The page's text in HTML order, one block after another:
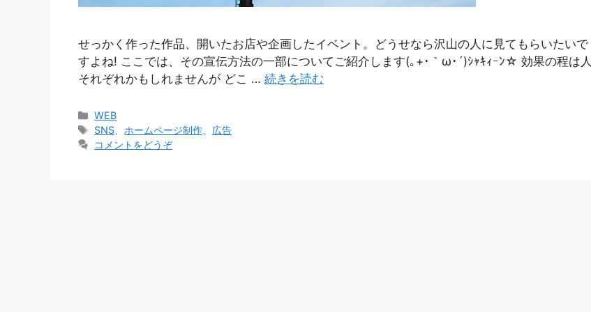
せっかく作った作品、開いたお店や企画したイベント。どうせなら沢山の人に見てもらいたいで
すよね! ここでは、その宣伝方法の一部についてご紹介します(｡+･｀ω･´)ｼｬｷｨｰﾝ☆ 効果の程は人
それぞれかもしれませんが どこ … 続きを読む
カ
テ
ゴ
WEB
タ
グ
SNS ホームページ制作
広告
コメントをどうぞ